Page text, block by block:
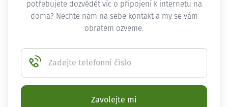
potřebujete dozvědět víc o připojení k internetu na
doma? Nechte nám na sebe kontakt a my se vám
obratem ozveme.
Zadejte telefonní číslo
Zavolejte mi